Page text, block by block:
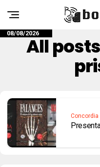
08/08/2026
All
Concordia